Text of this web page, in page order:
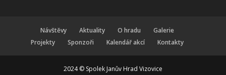
Návštěvy Aktuality O hradu
Galerie
Projekty
Sponzoři Kalendář akcí Kontakty
2024 © Spolek Janův Hrad Vizovice